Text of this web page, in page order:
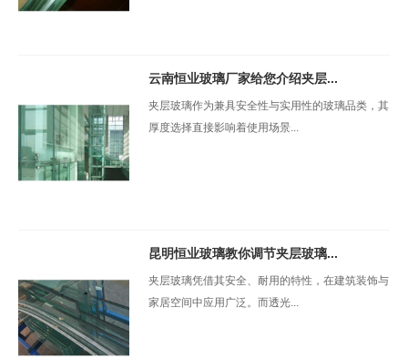
云南恒业玻璃厂家给您介绍夹层...
夹层玻璃作为兼具安全性与实用性的玻璃品类，其
厚度选择直接影响着使用场景...
昆明恒业玻璃教你调节夹层玻璃...
夹层玻璃凭借其安全、耐用的特性，在建筑装饰与
家居空间中应用广泛。而透光...